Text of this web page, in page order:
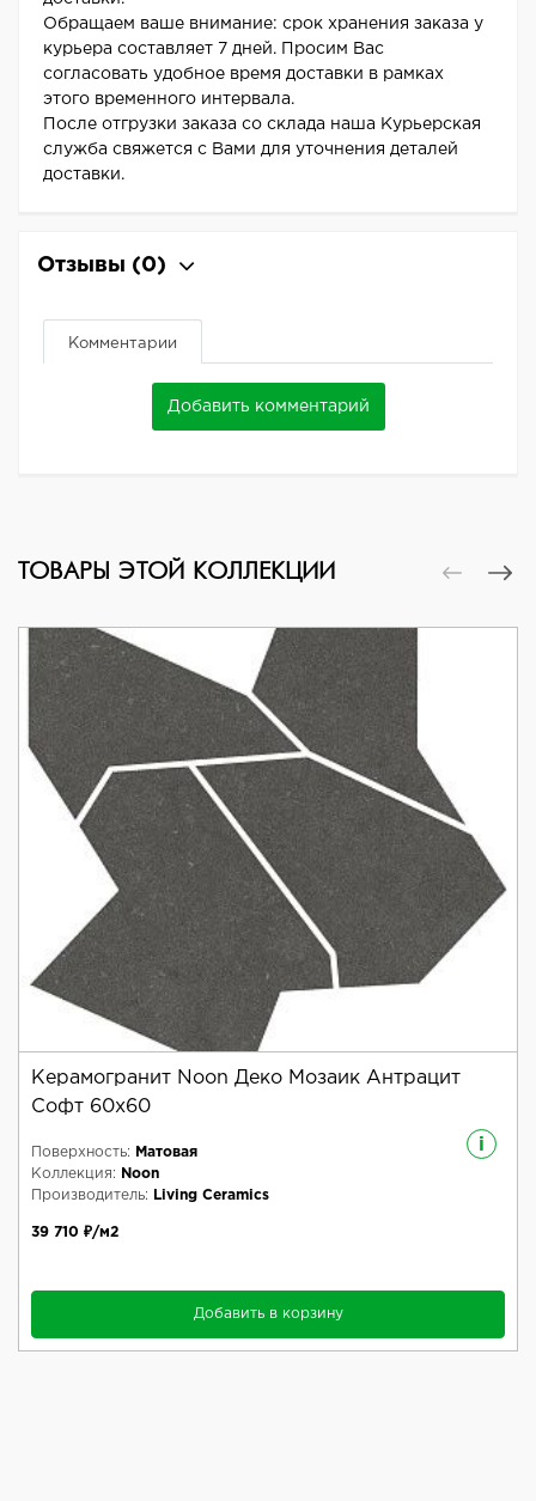
Обращаем ваше внимание: срок хранения заказа у
курьера составляет 7 дней. Просим Вас
согласовать удобное время доставки в рамках
этого временного интервала.
После отгрузки заказа со склада наша Курьерская
служба свяжется с Вами для уточнения деталей
доставки.
Отзывы (0)
Комментарии
Добавить комментарий
ТОВАРЫ ЭТОЙ КОЛЛЕКЦИИ
Керамогранит Noon Деко Мозаик Антрацит
Софт 60x60
i
Поверхность:
Матовая
Коллекция:
Noon
Производитель:
Living Ceramics
39 710 ₽/м2
Добавить в корзину